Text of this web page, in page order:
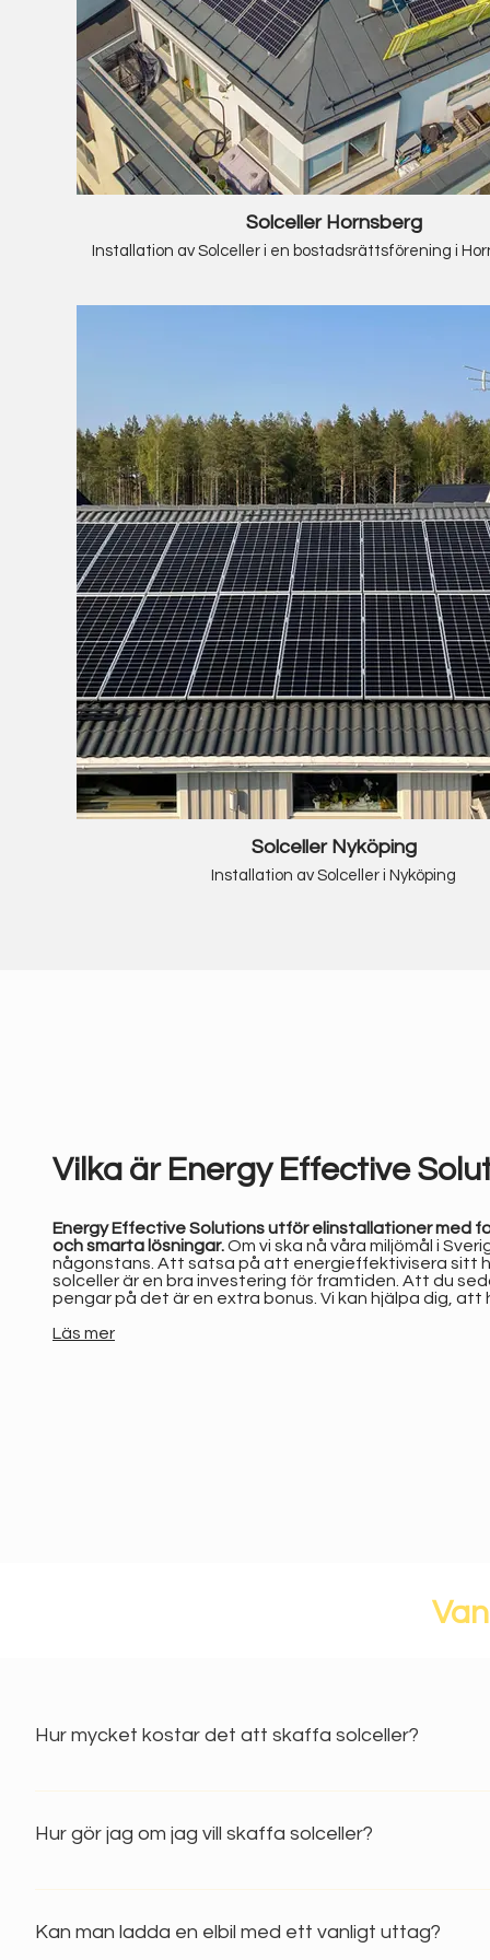
Solceller Hornsberg
Installation av Solceller i en bostadsrättsförening i
Solceller Nyköping
Installation av Solceller i Nyköping
Vilka är Energy Effective
Energy Effective Solutions utför elinstallationer med
och smarta lösningar.Om vi ska nå våra miljömål i
någonstans. Att satsa på att energieffektivisera sitt
solceller är en bra investering för framtiden. Att du
pengar på det är en extra bonus. Vi kan hjälpa dig, att
Läs mer
Hur mycket kostar det att skaffa solceller?
Det är olika beroende på vilka förutsättningar du har. Ca pris
Hur gör jag om jag vill skaffa solceller?
Kontakta oss på: info@eesolutions.se, eller fyll i en
Kan man ladda en elbil med ett vanligt uttag?